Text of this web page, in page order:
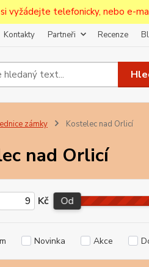
vyžádejte telefonicky, nebo e-
Kontakty Partneři Recenze
zámky Kostelec nad Orlicí
nad Orlicí
Kč Od
Novinka Akce